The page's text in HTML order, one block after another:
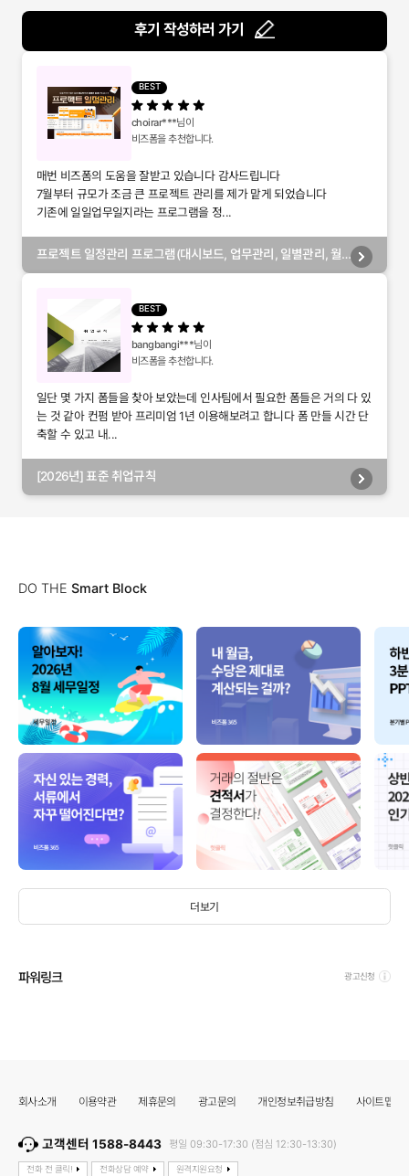
후기 작성하러 가기
BEST
choirar***님이
비즈폼을 추천합니다.
매번 비즈폼의 도움을 잘받고 있습니다 감사드립니다
7월부터 규모가 조금 큰 프로젝트 관리를 제가 맡게 되었습니다
기존에 일일업무일지라는 프로그램을 정...
프로젝트 일정관리 프로그램(대시보드, 업무관리, 일별관리, 월
BEST
bangbangi***님이
비즈폼을 추천합니다.
일단 몇 가지 폼들을 찾아 보았는데 인사팀에서 필요한 폼들은 거의 다 있
는 것 같아 컨펌 받아 프리미엄 1년 이용해보려고 합니다 폼 만들 시간 단
축할 수 있고 내...
[2026년] 표준 취업규칙
DO THE Smart Block
더보기
파워링크 광고신청
회사소개 이용약관 제휴문의 광고문의 개인정보취급방침 사이트맵
고객센터 1588-8443 평일 09:30-17:30 (점심 12:30-13:30)
전화 전 클릭! 전화상담 예약 원격지원요청